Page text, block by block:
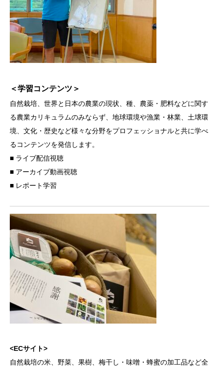
＜学習コンテンツ＞
自然栽培、世界と日本の農業の現状、種、農薬・肥料などに関す
る農業カリキュラムのみならず、地球環境や漁業・林業、土壌環
境、文化・歴史など様々な分野をプロフェッショナルと共に学べ
るコンテンツを発信します。
■ ライブ配信視聴
■ アーカイブ動画視聴
■ レポート学習
<ECサイト>
自然栽培の米、野菜、果樹、梅干し・味噌・蜂蜜の加工品など全